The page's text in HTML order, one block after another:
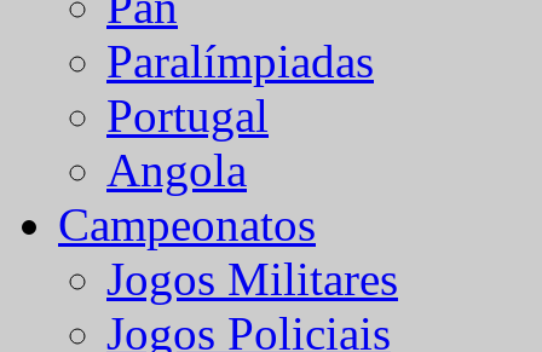
Paralímpiadas
Portugal
Angola
Campeonatos
Jogos Militares
Jogos Policiais